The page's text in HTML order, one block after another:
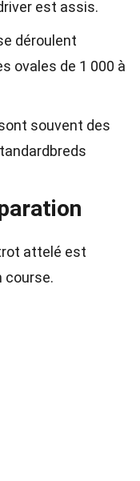
est assis.
déroulent
ovales de 1 000 à
souvent des
attelé est
course.